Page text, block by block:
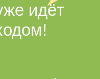
идёт